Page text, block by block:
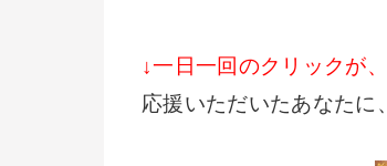
↓一日一回のクリックが
応援いただいたあなたに